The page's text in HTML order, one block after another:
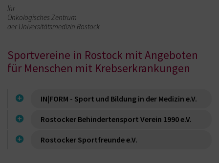
Ihr
Onkologisches Zentrum
der Universitätsmedizin Rostock
Sportvereine in Rostock mit Angeboten
für Menschen mit Krebserkrankungen
IN|FORM - Sport und Bildung in der Medizin e.V.
Rostocker Behindertensport Verein 1990 e.V.
Rostocker Sportfreunde e.V.